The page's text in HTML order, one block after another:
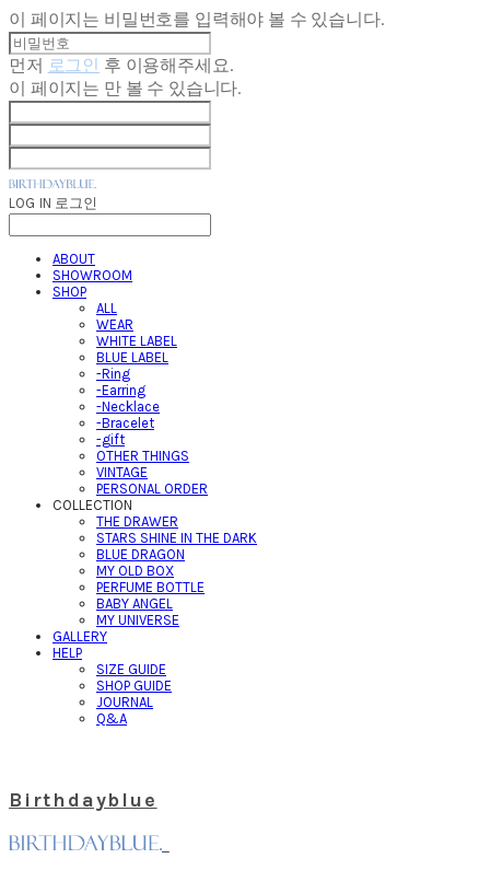
이 페이지는 비밀번호를 입력해야 볼 수 있습니다.
먼저 로그인 후 이용해주세요.
이 페이지는 만 볼 수 있습니다.
LOG IN 로그인
ABOUT
SHOWROOM
SHOP
ALL
WEAR
WHITE LABEL
BLUE LABEL
-Ring
-Earring
-Necklace
-Bracelet
-gift
OTHER THINGS
VINTAGE
PERSONAL ORDER
COLLECTION
THE DRAWER
STARS SHINE IN THE DARK
BLUE DRAGON
MY OLD BOX
PERFUME BOTTLE
BABY ANGEL
MY UNIVERSE
GALLERY
HELP
SIZE GUIDE
SHOP GUIDE
JOURNAL
Q&A
Birthdayblue